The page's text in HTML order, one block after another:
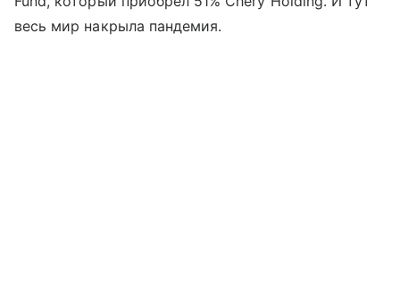
весь мир накрыла пандемия.